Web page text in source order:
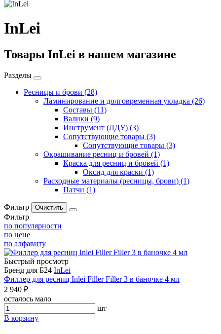
InLei
Товары InLei в нашем магазине
Разделы
Ресницы и брови (28)
Ламинирование и долговременная укладка (26)
Составы (11)
Валики (9)
Инструмент (ЛДУ) (3)
Сопутствующие товары (3)
Сопутствующие товары (3)
Окрашивание ресниц и бровей (1)
Краска для ресниц и бровей (1)
Оксид для краски (1)
Расходные материалы (ресницы, брови) (1)
Патчи (1)
Фильтр
Фильтр
по популярности
по цене
по алфавиту
Быстрый просмотр
Бренд для Б24 InLei
Филлер для ресниц Inlei Filler Filler 3 в баночке 4 мл
2 940 ₽
осталось мало
шт
В корзину